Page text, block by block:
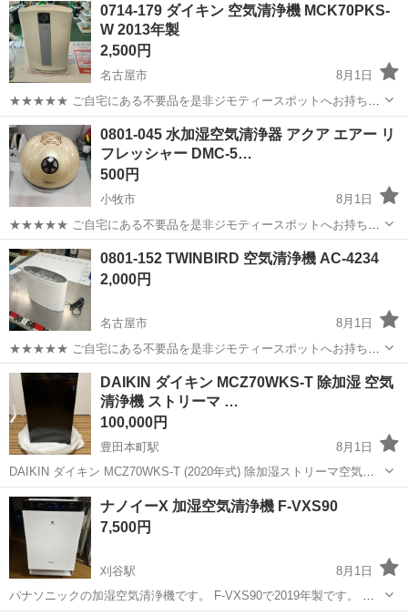
あり◎ ミニバン・SUV製造 トヨタ車体各工場でのミニバン・SUV新
車製造に関わる諸作...
0714-179 ダイキン 空気清浄機 MCK70PKS-
W 2013年製
2,500円
名古屋市
8月1日
★★★★★ ご自宅にある不要品を是非ジモティースポットへお持ち込
みしませんか？ 家電、趣味・スポーツ・レジャー用品、こども用品、
衣料服飾品、生活雑貨、家具、本、CD・DVDなどが無料でまとめて持
ち込めます！ ※詳細はこ...
愛知 名古屋市 季節、空調家電 MCK
0801-045 水加湿空気清浄器 アクア エアー リ
フレッシャー DMC-5…
500円
小牧市
8月1日
★★★★★ ご自宅にある不要品を是非ジモティースポットへお持ち込
みしませんか？ 家電、趣味・スポーツ・レジャー用品、こども用品、
衣料服飾品、生活雑貨、家具、本、CD・DVDなどが無料でまとめて持
ち込めます！ ※詳細はこ...
愛知 小牧市 DMC
0801-152 TWINBIRD 空気清浄機 AC-4234
2,000円
名古屋市
8月1日
★★★★★ ご自宅にある不要品を是非ジモティースポットへお持ち込
みしませんか？ 家電、趣味・スポーツ・レジャー用品、こども用品、
衣料服飾品、生活雑貨、家具、本、CD・DVDなどが無料でまとめて持
ち込めます！ ※詳細はこ...
愛知 名古屋市 季節、空調家電
DAIKIN ダイキン MCZ70WKS-T 除加湿 空気
清浄機 ストリーマ …
100,000円
豊田本町駅
8月1日
DAIKIN ダイキン MCZ70WKS-T (2020年式) 除加湿ストリーマ空気清
浄機です。 状態 ・未使用長期保管品です。 （未使用品につき、動作
確認はしておりませんが、通電の確認のみ行っております。 販売店
で...
愛知 名古屋市 豊田本町駅 季節、空調家電
うるるとさらら
ナノイーX 加湿空気清浄機 F-VXS90
7,500円
刈谷駅
8月1日
パナソニックの加湿空気清浄機です。 F-VXS90で2019年製です。 ナ